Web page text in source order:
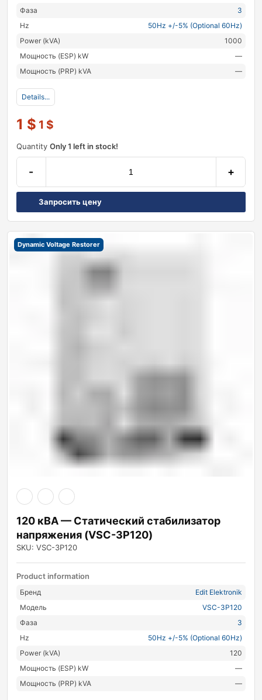
Фаза
3
Hz
50Hz +/-5% (Optional 60Hz)
Power (kVA)
1000
Мощность (ESP) kW
—
Мощность (PRP) kVA
—
Details...
1 $ 1 $
Quantity Only 1 left in stock!
- +
Запросить цену
Dynamic Voltage Restorer
120 кВА — Статический стабилизатор
напряжения (VSC-3P120)
SKU: VSC-3P120
Product information
Бренд
Edit Elektronik
Модель
VSC-3P120
Фаза
3
Hz
50Hz +/-5% (Optional 60Hz)
Power (kVA)
120
Мощность (ESP) kW
—
Мощность (PRP) kVA
—